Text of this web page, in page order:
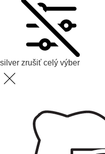
silver zrušiť celý výber